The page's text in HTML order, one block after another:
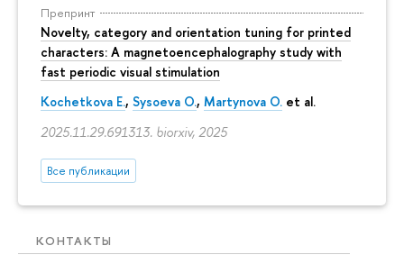
Препринт
Novelty, category and orientation tuning for printed
characters: A magnetoencephalography study with
fast periodic visual stimulation
Kochetkova E., Sysoeva O., Martynova O. et al.
2025.11.29.691313. biorxiv, 2025
Все публикации
КОНТАКТЫ